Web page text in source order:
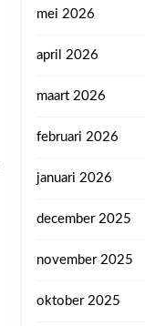
mei 2026
april 2026
maart 2026
februari 2026
januari 2026
december 2025
november 2025
oktober 2025